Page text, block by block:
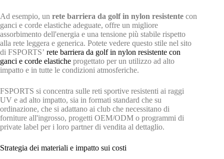
Ad esempio, un rete barriera da golf in nylon resistente con
ganci e corde elastiche adeguate, offre un migliore
assorbimento dell'energia e una tensione più stabile rispetto
alla rete leggera e generica. Potete vedere questo stile nel sito
di FSPORTS’ rete barriera da golf in nylon resistente con
ganci e corde elastiche progettato per un utilizzo ad alto
impatto e in tutte le condizioni atmosferiche.
FSPORTS si concentra sulle reti sportive resistenti ai raggi
UV e ad alto impatto, sia in formati standard che su
ordinazione, che si adattano ai club che necessitano di
forniture all'ingrosso, progetti OEM/ODM o programmi di
private label per i loro partner di vendita al dettaglio.
Strategia dei materiali e impatto sui costi